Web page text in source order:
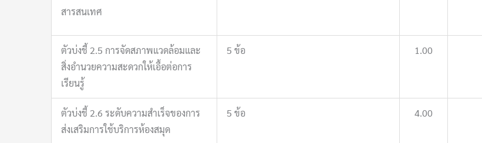
สารสนเทศ
ตัวบ่งชี้ 2.5 การจัดสภาพแวดล้อมและ
สิ่งอำนวยความสะดวกให้เอื้อต่อการ
เรียนรู้
5 ข้อ 1.00
ตัวบ่งชี้ 2.6 ระดับความสำเร็จของการ
ส่งเสริมการใช้บริการห้องสมุด
5 ข้อ 4.00